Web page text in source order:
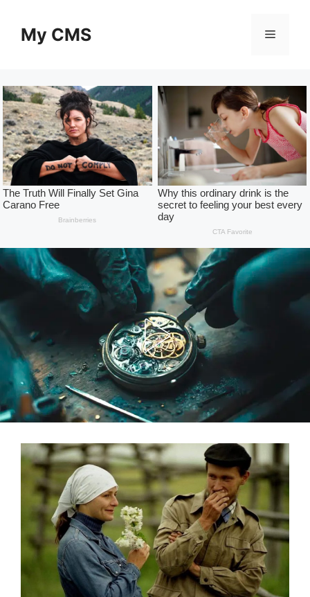
contentMy CMS Menu